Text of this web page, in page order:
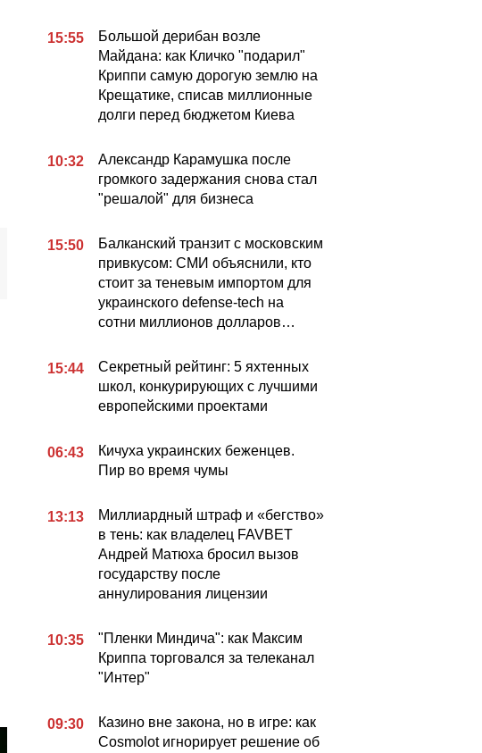
15:55
Большой дерибан возле
Майдана: как Кличко "подарил"
Криппи самую дорогую землю на
Крещатике, списав миллионные
долги перед бюджетом Киева
10:32
Александр Карамушка после
громкого задержания снова стал
"решалой" для бизнеса
15:50
Балканский транзит с московским
привкусом: СМИ объяснили, кто
стоит за теневым импортом для
украинского defense-tech на
сотни миллионов долларов…
15:44
Секретный рейтинг: 5 яхтенных
школ, конкурирующих с лучшими
европейскими проектами
06:43
Кичуха украинских беженцев.
Пир во время чумы
13:13
Миллиардный штраф и «бегство»
в тень: как владелец FAVBET
Андрей Матюха бросил вызов
государству после
аннулирования лицензии
10:35
"Пленки Миндича": как Максим
Криппа торговался за телеканал
"Интер"
09:30
Казино вне закона, но в игре: как
Cosmolot игнорирует решение об